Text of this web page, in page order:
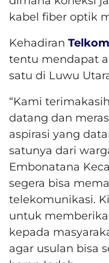
kabel fiber optik
Kehadiran Telkom
tentu mendapat
satu di Luwu
“Kami
datang dan
aspirasi yang
satunya dari
Embonatana
segera bisa
telekomunikasi.
untuk
kepada
agar usulan bisa